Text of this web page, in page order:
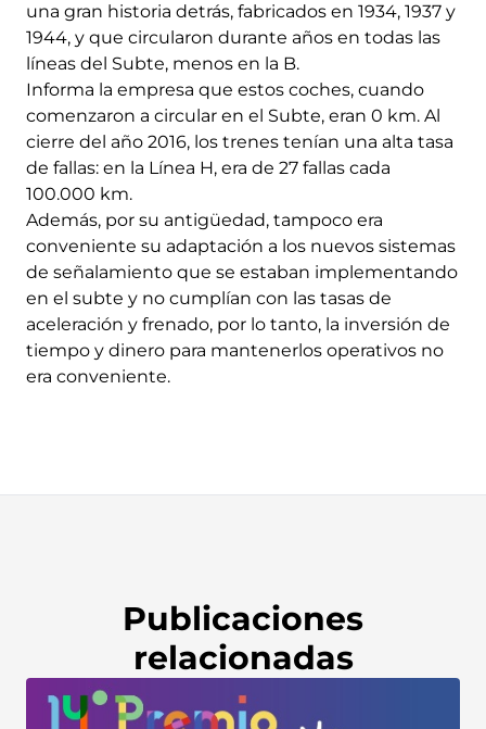
una gran historia detrás, fabricados en 1934, 1937 y
1944, y que circularon durante años en todas las
líneas del Subte, menos en la B.
Informa la empresa que estos coches, cuando
comenzaron a circular en el Subte, eran 0 km. Al
cierre del año 2016, los trenes tenían una alta tasa
de fallas: en la Línea H, era de 27 fallas cada
100.000 km.
Además, por su antigüedad, tampoco era
conveniente su adaptación a los nuevos sistemas
de señalamiento que se estaban implementando
en el subte y no cumplían con las tasas de
aceleración y frenado, por lo tanto, la inversión de
tiempo y dinero para mantenerlos operativos no
era conveniente.
Publicaciones
relacionadas